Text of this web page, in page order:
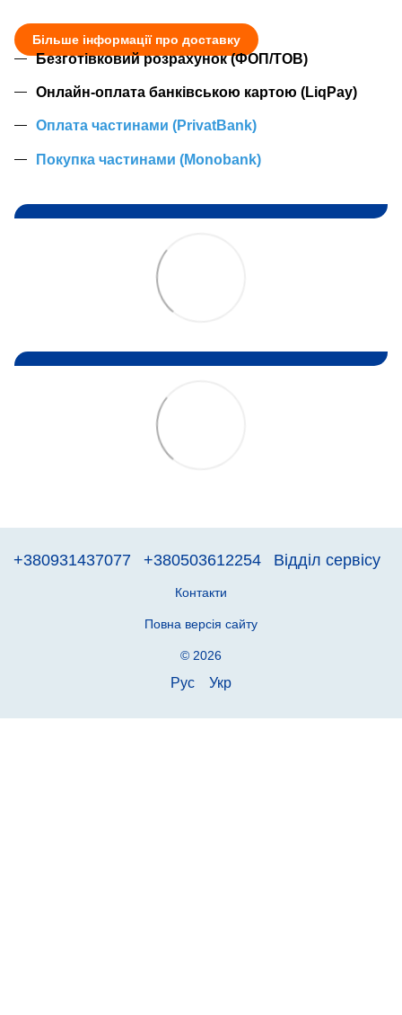
Більше інформації про доставку
Безготівковий розрахунок (ФОП/ТОВ)
Онлайн-оплата банківською картою (LiqPay)
Оплата частинами (PrivatBank)
Покупка частинами (Monobank)
+380931437077 +380503612254 Відділ сервісу
Контакти
Повна версія сайту
© 2026
Рус Укр